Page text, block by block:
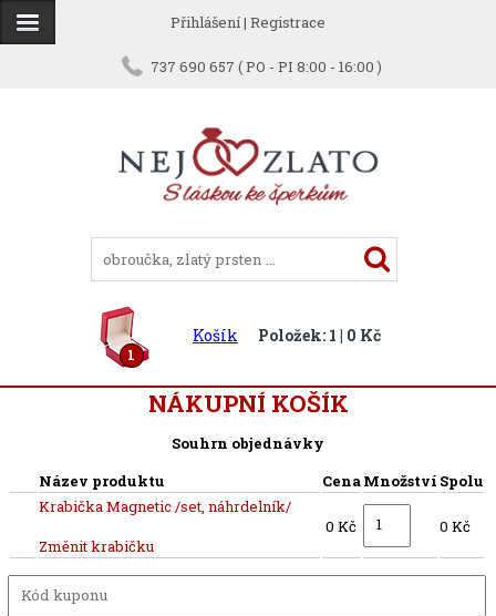
Přihlášení| Registrace
737 690 657 ( PO - PI 8:00 - 16:00 )
1
Košík Položek: 1 | 0 Kč
NÁKUPNÍ KOŠÍK
Souhrn objednávky
Název produktu
CenaMnožství Spolu
Krabička Magnetic /set, náhrdelník/
Změnit krabičku
0 Kč 0 Kč